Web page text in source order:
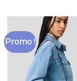
Promo !